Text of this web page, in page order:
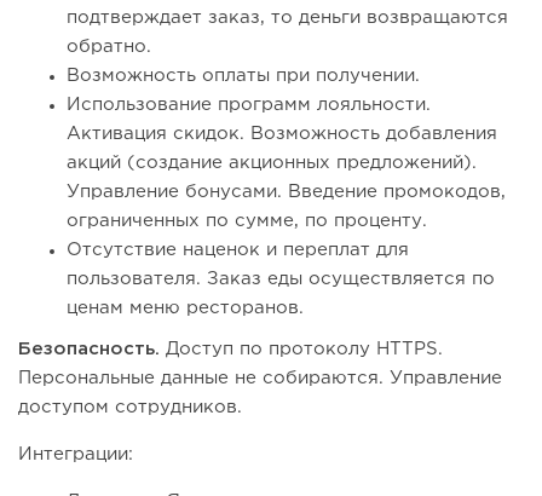
подтверждает заказ, то деньги возвращаются
обратно.
Возможность оплаты при получении.
Использование программ лояльности.
Активация скидок. Возможность добавления
акций (создание акционных предложений).
Управление бонусами. Введение промокодов,
ограниченных по сумме, по проценту.
Отсутствие наценок и переплат для
пользователя. Заказ еды осуществляется по
ценам меню ресторанов.
Безопасность. Доступ по протоколу HTTPS.
Персональные данные не собираются. Управление
доступом сотрудников.
Интеграции: